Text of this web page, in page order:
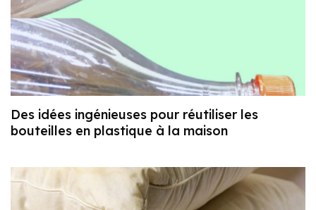
Des idées ingénieuses pour réutiliser les
bouteilles en plastique à la maison